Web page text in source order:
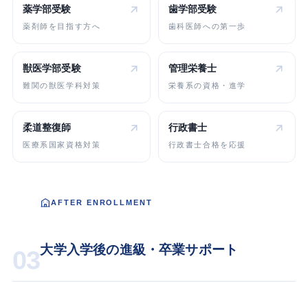
薬学部受験
薬剤師を目指す方へ
歯学部受験
歯科医師への第一歩
獣医学部受験
難関の獣医学科対策
管理栄養士
栄養系の資格・進学
柔道整復師
医療系国家資格対策
行政書士
行政書士合格を応援
03
AFTER ENROLLMENT
大学入学後の進級・卒業サポート